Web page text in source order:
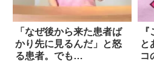
「なぜ後から来た患者ば
かり先に見るんだ」と怒
る患者。でも…
と
コ